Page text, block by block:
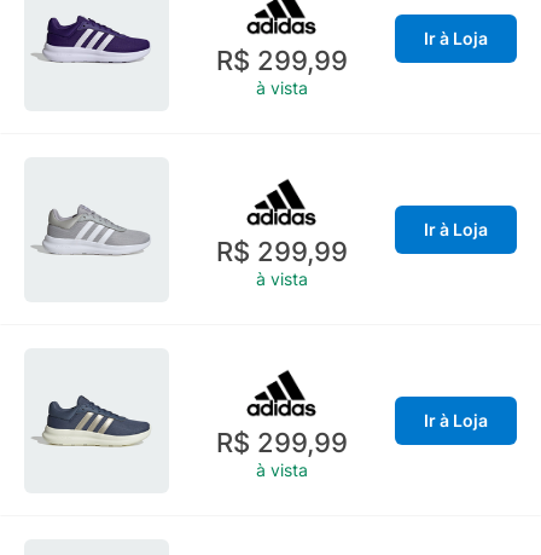
R$ 299,99
à vista
Ir à Loja
R$ 299,99
à vista
Ir à Loja
R$ 299,99
à vista
Ir à Loja